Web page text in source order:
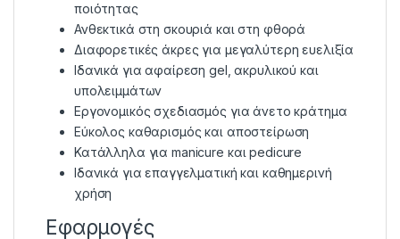
ποιότητας
Ανθεκτικά στη σκουριά και στη φθορά
Διαφορετικές άκρες για μεγαλύτερη ευελιξία
Ιδανικά για αφαίρεση gel, ακρυλικού και
υπολειμμάτων
Εργονομικός σχεδιασμός για άνετο κράτημα
Εύκολος καθαρισμός και αποστείρωση
Κατάλληλα για manicure και pedicure
Ιδανικά για επαγγελματική και καθημερινή
χρήση
Εφαρμογές